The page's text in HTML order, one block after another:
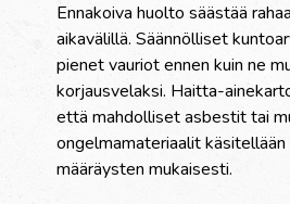
Ennakoiva huolto säästää
aikavälillä. Säännölliset
pienet vauriot ennen kuin ne
korjausvelaksi. Haitta-
että mahdolliset asbestit tai
ongelmamateriaalit
määräysten mukaisesti.